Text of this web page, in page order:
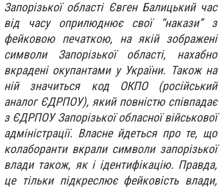
Запорізької області Євген Балицький час
від часу оприлюднює свої “накази” з
фейковою печаткою, на якій зображені
символи Запорізької області, нахабно
вкрадені окупантами у України. Також на
ній значиться код ОКПО (російський
аналог ЄДРПОУ), який повністю співпадає
з ЄДРПОУ Запорізької обласної військової
адміністрації. Власне йдеться про те, що
колаборанти вкрали символи запорізької
влади також, як і ідентифікацію. Правда,
це тільки підкреслює фейковість влади,